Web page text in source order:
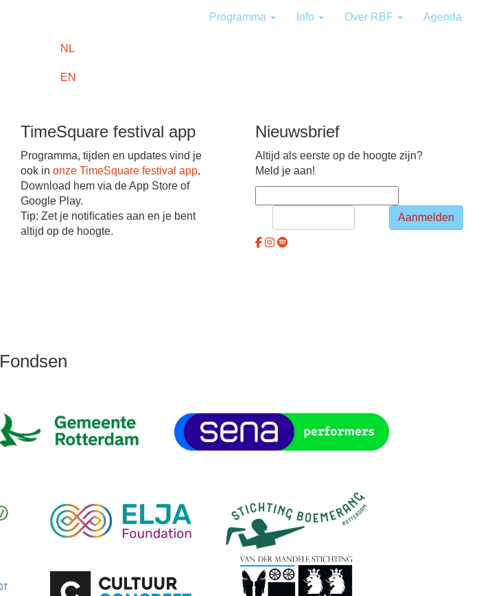
Programma Info Over RBF Agenda
NL
EN
TimeSquare festival app
Programma, tijden en updates vind je
ook inonze TimeSquare festival app.
Download hem via de App Store of
Google Play.
Tip: Zet je notiﬁcaties aan en je bent
altijd op de hoogte.
Nieuwsbrief
Altijd als eerste op de hoogte zijn?
Meld je aan!
Aanmelden
Fondsen